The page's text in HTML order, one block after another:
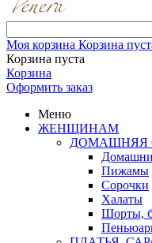
Моя корзина Корзина
Корзина пуста
Корзина
Оформить заказ
Меню
ЖЕНЩИНАМ
ДОМАШНЯЯ
Пижамы
Сорочки
Халаты
Шорты,